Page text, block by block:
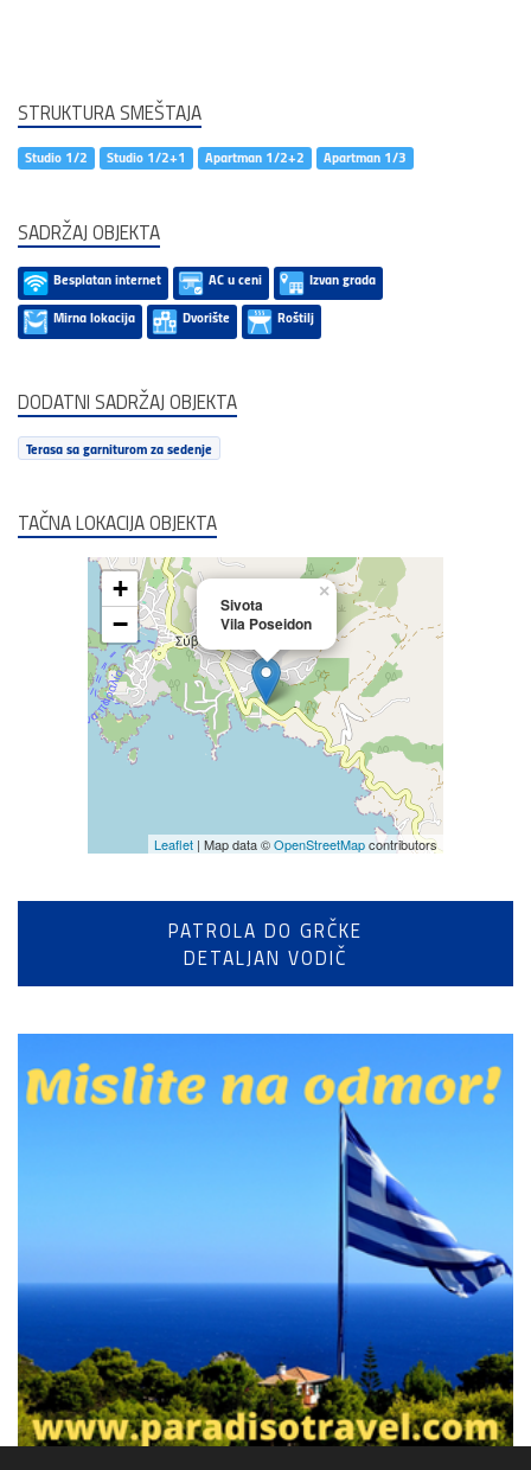
STRUKTURA SMEŠTAJA
Studio 1/2 Studio 1/2+1 Apartman 1/2+2 Apartman 1/3
SADRŽAJ OBJEKTA
Besplatan internet AC u ceni
Izvan grada
Mirna lokacija
Dvorište Roštilj
DODATNI SADRŽAJ OBJEKTA
Terasa sa garniturom za sedenje
TAČNA LOKACIJA OBJEKTA
Sivota
Vila Poseidon
×
+
−
Leaflet | Map data ©OpenStreetMapcontributors
PATROLA DO GRČKE
DETALJAN VODIČ